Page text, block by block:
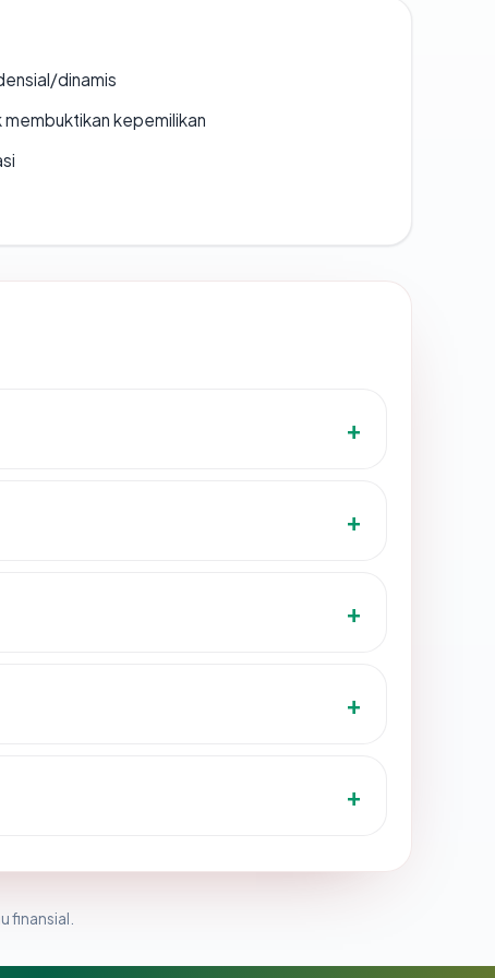
dinamis
membuktikan kepemilikan
finansial.